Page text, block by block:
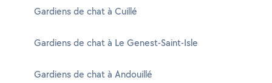
Gardiens de chat à Cuillé
Gardiens de chat à Le Genest-Saint-Isle
Gardiens de chat à Andouillé